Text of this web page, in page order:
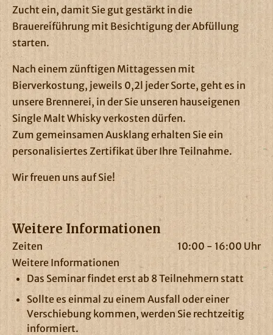
Zucht ein, damit Sie gut gestärkt in die
Brauereiführung mit Besichtigung der Abfüllung
starten.
Nach einem zünftigen Mittagessen mit
Bierverkostung, jeweils 0,2l jeder Sorte, geht es in
unsere Brennerei, in der Sie unseren hauseigenen
Single Malt Whisky verkosten dürfen.
Zum gemeinsamen Ausklang erhalten Sie ein
personalisiertes Zertifikat über Ihre Teilnahme.
Wir freuen uns auf Sie!
Weitere Informationen
Zeiten
10:00 - 16:00 Uhr
Weitere Informationen
Das Seminar findet erst ab 8 Teilnehmern statt
Sollte es einmal zu einem Ausfall oder einer
Verschiebung kommen, werden Sie rechtzeitig
informiert.